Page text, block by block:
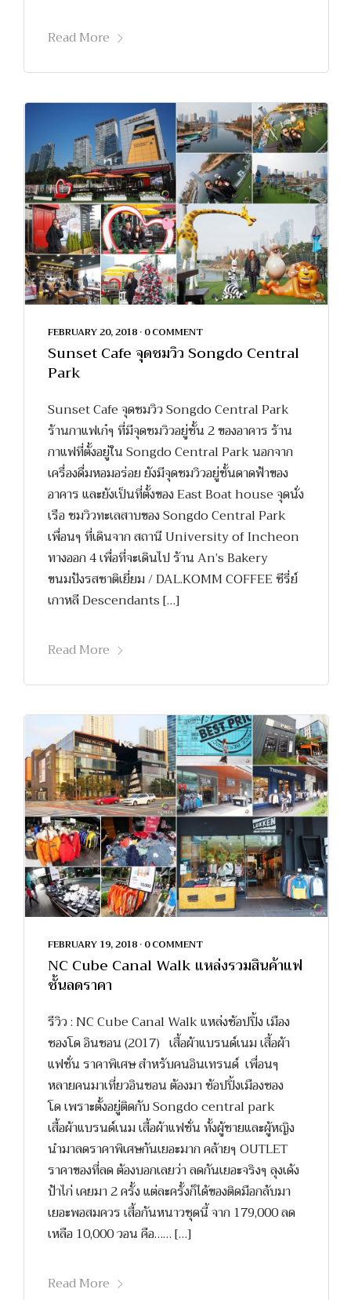
Read More
FEBRUARY 20, 2018 • 0 COMMENT
Sunset Cafe จุดชมวิว Songdo Central
Park
Sunset Cafe จุดชมวิว Songdo Central Park
ร้านกาแฟเก๋ๆ ที่มีจุดชมวิวอยู่ชั้น 2 ของอาคาร ร้าน
กาแฟที่ตั้งอยู่ใน Songdo Central Park นอกจาก
เครื่องดื่มหอมอร่อย ยังมีจุดชมวิวอยู่ชั้นดาดฟ้าของ
อาคาร และยังเป็นที่ตั้งของ East Boat house จุดนั่ง
เรือ ชมวิวทะเลสาบของ Songdo Central Park
เพื่อนๆ ที่เดินจาก สถานี University of Incheon
ทางออก 4 เพื่อที่จะเดินไป ร้าน An’s Bakery
ขนมปังรสชาติเยี่ยม / DAL.KOMM COFFEE ซีรี่ย์
เกาหลี Descendants […]
Read More
FEBRUARY 19, 2018 • 0 COMMENT
NC Cube Canal Walk แหล่งรวมสินค้าแฟ
ชั้นลดราคา
รีวิว : NC Cube Canal Walk แหล่งช้อปปิ้ง เมือง
ซองโด อินชอน (2017) เสื้อผ้าแบรนด์เนม เสื้อผ้า
แฟชั่น ราคาพิเศษ สำหรับคนอินเทรนด์ เพื่อนๆ
หลายคนมาเที่ยวอินชอน ต้องมา ช้อปปิ้งเมืองซอง
โด เพราะตั้งอยู่ติดกับ Songdo central park
เสื้อผ้าแบรนด์เนม เสื้อผ้าแฟชั่น ทั้งผู้ชายและผู้หญิง
นำมาลดราคาพิเศษกันเยอะมาก คล้ายๆ OUTLET
ราคาของที่ลด ต้องบอกเลยว่า ลดกันเยอะจริงๆ ลุงเด้ง
ป้าไก่ เคยมา 2 ครั้ง แต่ละครั้งก็ได้ของติดมือกลับมา
เยอะพอสมควร เสื้อกันหนาวชุดนี้ จาก 179,000 ลด
เหลือ 10,000 วอน คือ…… […]
Read More